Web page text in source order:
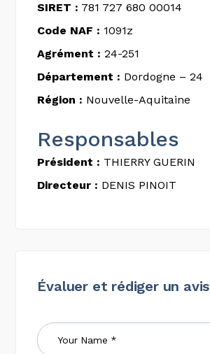
SIRET : 781 727 680 00014
Code NAF : 1091z
Agrément : 24-251
Département : Dordogne – 24
Région : Nouvelle-Aquitaine
Responsables
Président : THIERRY GUERIN
Directeur : DENIS PINOIT
Évaluer et rédiger un avis